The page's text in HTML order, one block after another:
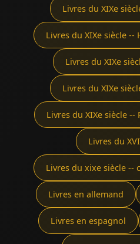
Livres du XIXe
Livres du XIXe siècle
Livres du XIXe
Livres du XIXe
Livres du XIXe siècle
Livres du
Livres du xixe siècle --
Livres en allemand
Livres en espagnol